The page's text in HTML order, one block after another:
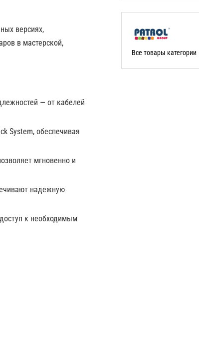
версиях,
в мастерской,
— от кабелей
System, обеспечивая
мгновенно и
надежную
к необходимым
Все товары категории